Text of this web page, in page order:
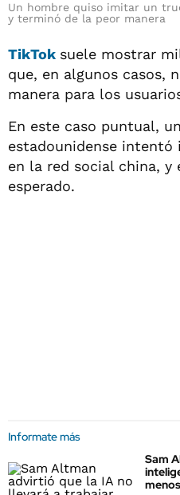
Un hombre quiso imitar un
y terminó de la peor manera
TikTok suele mostrar
que, en algunos casos,
manera para los
En este caso puntual,
estadounidense
en la red social china,
esperado.
Informate más
Sam